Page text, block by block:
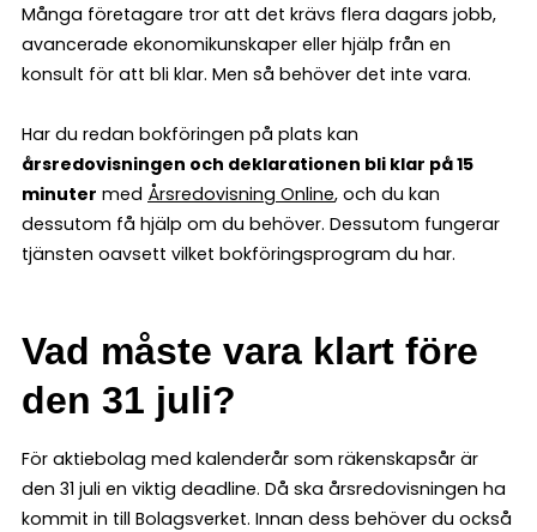
Många företagare tror att det krävs flera dagars jobb,
avancerade ekonomikunskaper eller hjälp från en
konsult för att bli klar. Men så behöver det inte vara.
Har du redan bokföringen på plats kan
årsredovisningen och deklarationen bli klar på 15
minuter med Årsredovisning Online, och du kan
dessutom få hjälp om du behöver. Dessutom fungerar
tjänsten oavsett vilket bokföringsprogram du har.
Vad måste vara klart före
den 31 juli?
För aktiebolag med kalenderår som räkenskapsår är
den 31 juli en viktig deadline. Då ska årsredovisningen ha
kommit in till Bolagsverket. Innan dess behöver du också